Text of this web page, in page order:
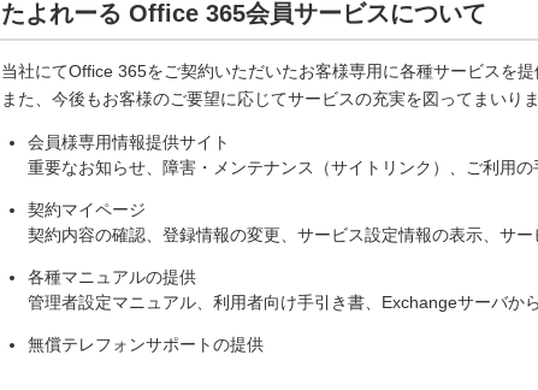
たよれーる Office 365会員サービスについて
当社にてOffice 365をご契約いただいたお客様専用に各種サービスを提
また、今後もお客様のご要望に応じてサービスの充実を図ってまいりま
会員様専用情報提供サイト
重要なお知らせ、障害・メンテナンス（サイトリンク）、ご利用
契約マイページ
契約内容の確認、登録情報の変更、サービス設定情報の表示、サ
各種マニュアルの提供
管理者設定マニュアル、利用者向け手引き書、Exchangeサーバか
無償テレフォンサポートの提供